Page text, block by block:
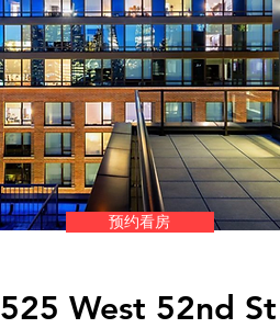
525 West 52nd St
预约看房